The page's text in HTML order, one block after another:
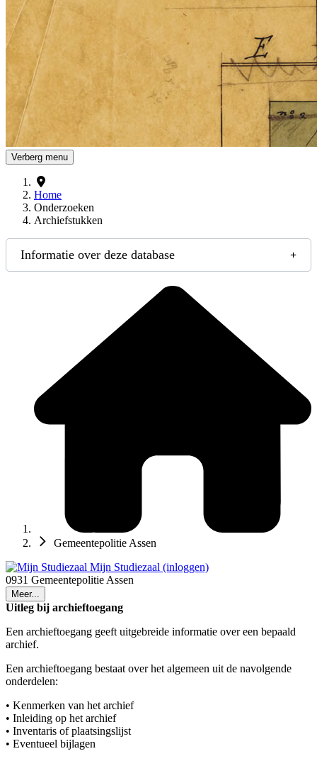
Verberg menu
Home
Onderzoeken
Archiefstukken
Informatie over deze database
Gemeentepolitie Assen
Mijn Studiezaal (inloggen)
0931 Gemeentepolitie Assen
Meer...
Uitleg bij archieftoegang
Een archieftoegang geeft uitgebreide informatie over een bepaald
archief.
Een archieftoegang bestaat over het algemeen uit de navolgende
onderdelen:
• Kenmerken van het archief
• Inleiding op het archief
• Inventaris of plaatsingslijst
• Eventueel bijlagen